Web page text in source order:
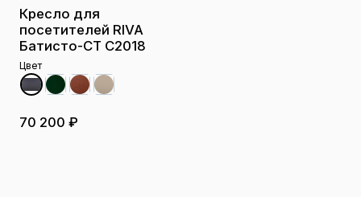
Кресло для
посетителей RIVA
Батисто-СТ C2018
Цвет
70 200 ₽